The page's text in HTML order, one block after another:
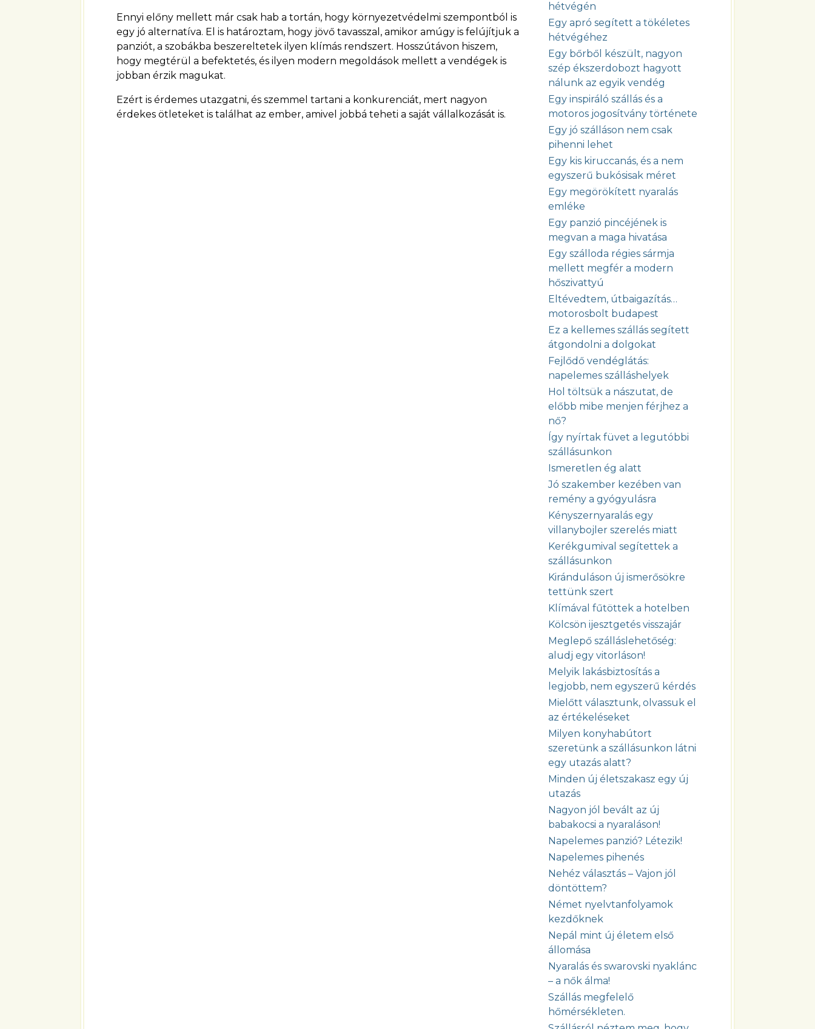
Ennyi előny mellett már csak hab a tortán, hogy környezetvédelmi szempontból is
egy jó alternatíva. El is határoztam, hogy jövő tavasszal, amikor amúgy is felújítjuk a
panziót, a szobákba beszereltetek ilyen klímás rendszert. Hosszútávon hiszem,
hogy megtérül a befektetés, és ilyen modern megoldások mellett a vendégek is
jobban érzik magukat.
Ezért is érdemes utazgatni, és szemmel tartani a konkurenciát, mert nagyon
érdekes ötleteket is találhat az ember, amivel jobbá teheti a saját vállalkozását is.
hétvégén
Egy apró segített a tökéletes
hétvégéhez
Egy bőrből készült, nagyon
szép ékszerdobozt hagyott
nálunk az egyik vendég
Egy inspiráló szállás és a
motoros jogosítvány története
Egy jó szálláson nem csak
pihenni lehet
Egy kis kiruccanás, és a nem
egyszerű bukósisak méret
Egy megörökített nyaralás
emléke
Egy panzió pincéjének is
megvan a maga hivatása
Egy szálloda régies sármja
mellett megfér a modern
hőszivattyú
Eltévedtem, útbaigazítás…
motorosbolt budapest
Ez a kellemes szállás segített
átgondolni a dolgokat
Fejlődő vendéglátás:
napelemes szálláshelyek
Hol töltsük a nászutat, de
előbb mibe menjen férjhez a
nő?
Így nyírtak füvet a legutóbbi
szállásunkon
Ismeretlen ég alatt
Jó szakember kezében van
remény a gyógyulásra
Kényszernyaralás egy
villanybojler szerelés miatt
Kerékgumival segítettek a
szállásunkon
Kiránduláson új ismerősökre
tettünk szert
Klímával fűtöttek a hotelben
Kölcsön ijesztgetés visszajár
Meglepő szálláslehetőség:
aludj egy vitorláson!
Melyik lakásbiztosítás a
legjobb, nem egyszerű kérdés
Mielőtt választunk, olvassuk el
az értékeléseket
Milyen konyhabútort
szeretünk a szállásunkon látni
egy utazás alatt?
Minden új életszakasz egy új
utazás
Nagyon jól bevált az új
babakocsi a nyaraláson!
Napelemes panzió? Létezik!
Napelemes pihenés
Nehéz választás – Vajon jól
döntöttem?
Német nyelvtanfolyamok
kezdőknek
Nepál mint új életem első
állomása
Nyaralás és swarovski nyaklánc
– a nők álma!
Szállás megfelelő
hőmérsékleten.